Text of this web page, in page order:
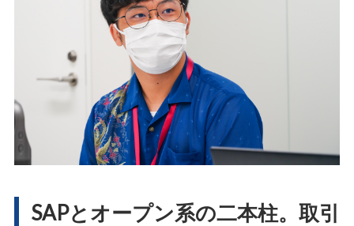
SAPとオープン系の二本柱。取引